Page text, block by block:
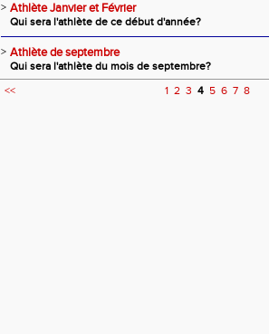
> Athlète Janvier et Février
Qui sera l'athlète de ce début d'année?
> Athlète de septembre
Qui sera l'athlète du mois de septembre?
<<
1 2 3 4 5 6 7 8